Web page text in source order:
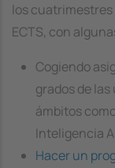
los cuatrimestres
ECTS, con
Cogiendo
grados de
ámbitos
Inteligencia
Hacer un